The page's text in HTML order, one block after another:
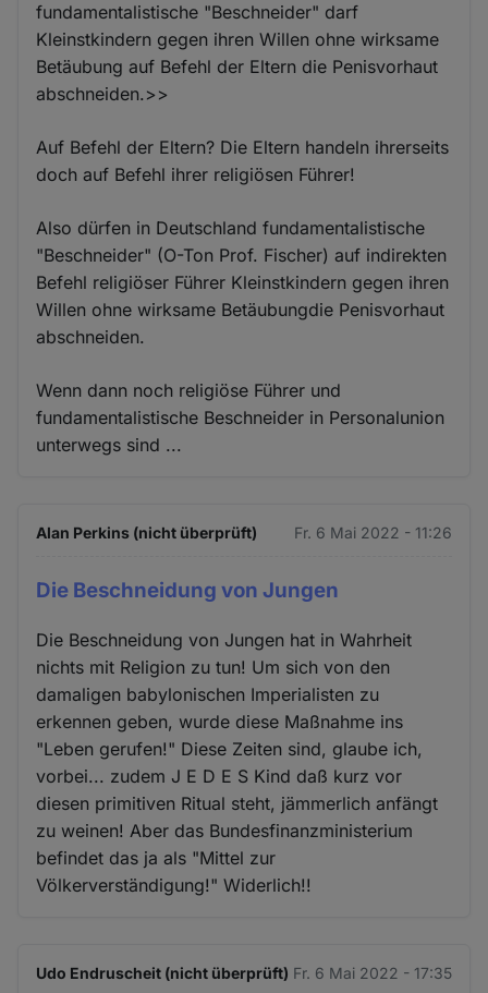
fundamentalistische "Beschneider" darf
Kleinstkindern gegen ihren Willen ohne wirksame
Betäubung auf Befehl der Eltern die Penisvorhaut
abschneiden.>>
Auf Befehl der Eltern? Die Eltern handeln ihrerseits
doch auf Befehl ihrer religiösen Führer!
Also dürfen in Deutschland fundamentalistische
"Beschneider" (O-Ton Prof. Fischer) auf indirekten
Befehl religiöser Führer Kleinstkindern gegen ihren
Willen ohne wirksame Betäubungdie Penisvorhaut
abschneiden.
Wenn dann noch religiöse Führer und
fundamentalistische Beschneider in Personalunion
unterwegs sind ...
Alan Perkins (nicht überprüft) Fr. 6 Mai 2022 - 11:26
Die Beschneidung von Jungen
Die Beschneidung von Jungen hat in Wahrheit
nichts mit Religion zu tun! Um sich von den
damaligen babylonischen Imperialisten zu
erkennen geben, wurde diese Maßnahme ins
"Leben gerufen!" Diese Zeiten sind, glaube ich,
vorbei... zudem J E D E S Kind daß kurz vor
diesen primitiven Ritual steht, jämmerlich anfängt
zu weinen! Aber das Bundesfinanzministerium
befindet das ja als "Mittel zur
Völkerverständigung!" Widerlich!!
Udo Endruscheit (nicht überprüft) Fr. 6 Mai 2022 - 17:35